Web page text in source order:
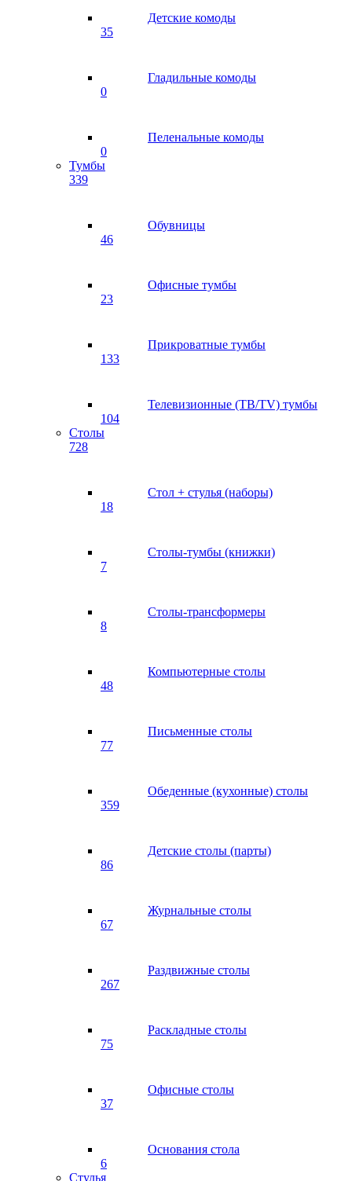
Детские комоды
35
Гладильные комоды
0
Пеленальные комоды
0
Тумбы
339
Обувницы
46
Офисные тумбы
23
Прикроватные тумбы
133
Телевизионные (ТВ/TV) тумбы
104
Столы
728
Стол + стулья (наборы)
18
Столы-тумбы (книжки)
7
Столы-трансформеры
8
Компьютерные столы
48
Письменные столы
77
Обеденные (кухонные) столы
359
Детские столы (парты)
86
Журнальные столы
67
Раздвижные столы
267
Раскладные столы
75
Офисные столы
37
Основания стола
6
Стулья